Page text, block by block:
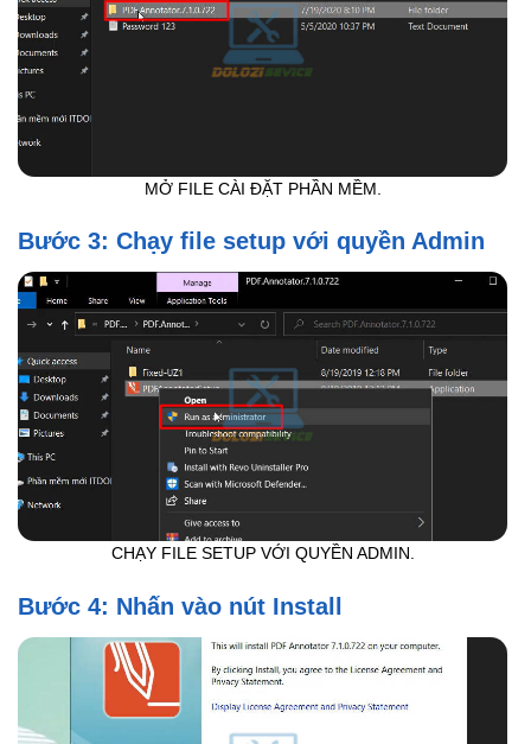
MỞ FILE CÀI ĐẶT PHẦN MỀM.
Bước 3: Chạy file setup với quyền Admin
CHẠY FILE SETUP VỚI QUYỀN ADMIN.
Bước 4: Nhấn vào nút Install